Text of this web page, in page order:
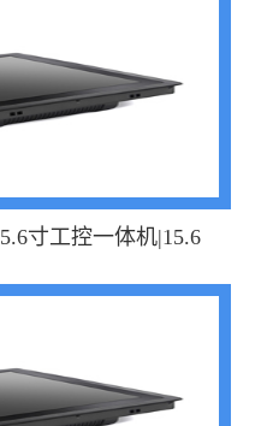
寸工控一体机|15.6